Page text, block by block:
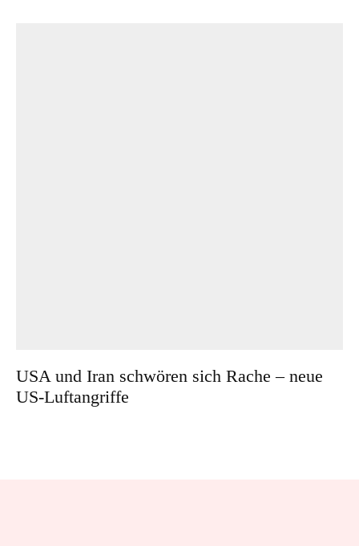
USA und Iran schwören sich Rache – neue
US-Luftangriffe